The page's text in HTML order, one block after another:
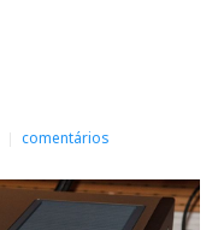
comentários